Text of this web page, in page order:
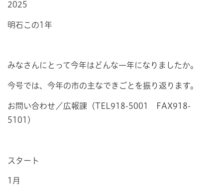
2025
明石この1年
みなさんにとって今年はどんな一年になりましたか。
今号では、今年の市の主なできごとを振り返ります。
お問い合わせ／広報課（TEL918-5001 FAX918-
5101）
スタート
1月